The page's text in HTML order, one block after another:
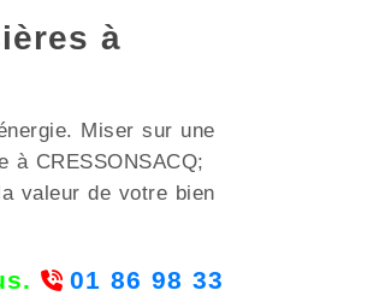
à
Miser sur une
à CRESSONSACQ;
valeur de votre bien
01 86 98 33